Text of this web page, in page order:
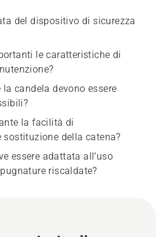
del dispositivo di sicurezza
le caratteristiche di
la candela devono essere
la facilità di
sostituzione della catena?
essere adattata all’uso
riscaldate?